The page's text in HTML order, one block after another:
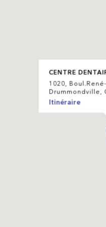
CENTRE
1020,
Drummondville,
Itinéraire